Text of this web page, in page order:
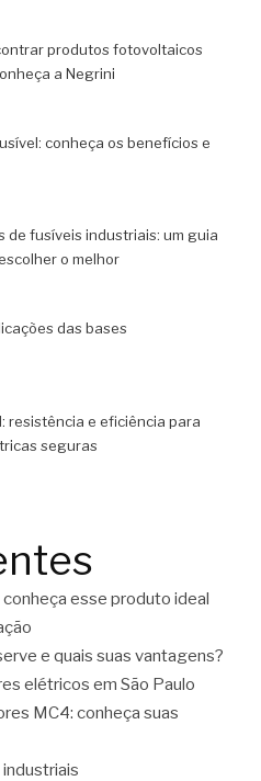
produtos fotovoltaicos
a Negrini
conheça os benefícios e
de fusíveis industriais: um guia
o melhor
das bases
resistência e eficiência para
seguras
esse produto ideal
e quais suas vantagens?
elétricos em São Paulo
MC4: conheça suas